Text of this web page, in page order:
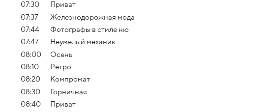
07:30
Приват
07:37
Железнодорожная мода
07:44
Фотографы в стиле ню
07:47
Неумелый механик
08:00
Осень
08:10
Ретро
08:20
Компромат
08:30
Горничная
08:40
Приват